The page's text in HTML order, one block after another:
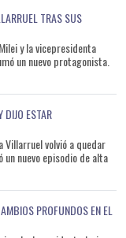
TRAS SUS
y la vicepresidenta
un nuevo protagonista.
DIJO ESTAR
Villarruel volvió a quedar
un nuevo episodio de alta
PROFUNDOS EN EL